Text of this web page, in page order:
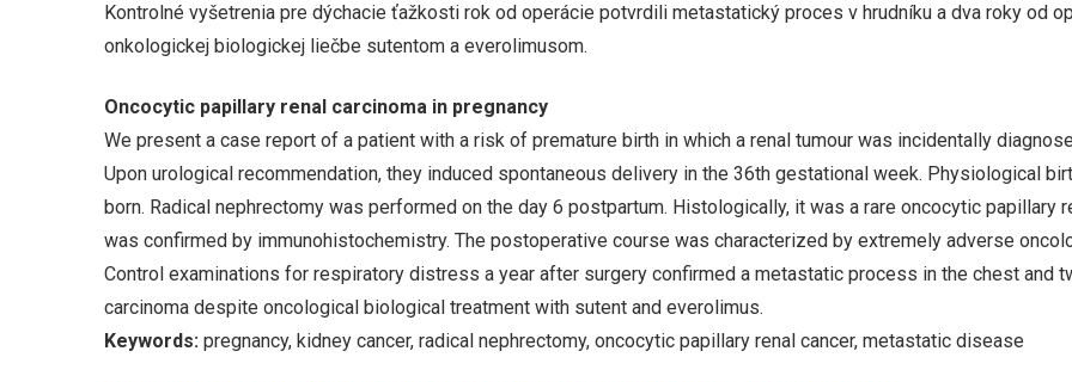
Kontrolné vyšetrenia pre dýchacie ťažkosti rok od operácie potvrdili metastatický proces v hrudníku a dva roky od
onkologickej biologickej liečbe sutentom a everolimusom.
Oncocytic papillary renal carcinoma in pregnancy
We present a case report of a patient with a risk of premature birth in which a renal tumour was incidentally
Upon urological recommendation, they induced spontaneous delivery in the 36th gestational week. Physiological
born. Radical nephrectomy was performed on the day 6 postpartum. Histologically, it was a rare oncocytic papillary
was confirmed by immunohistochemistry. The postoperative course was characterized by extremely adverse
Control examinations for respiratory distress a year after surgery confirmed a metastatic process in the chest and
carcinoma despite oncological biological treatment with sutent and everolimus.
Keywords: pregnancy, kidney cancer, radical nephrectomy, oncocytic papillary renal cancer, metastatic disease